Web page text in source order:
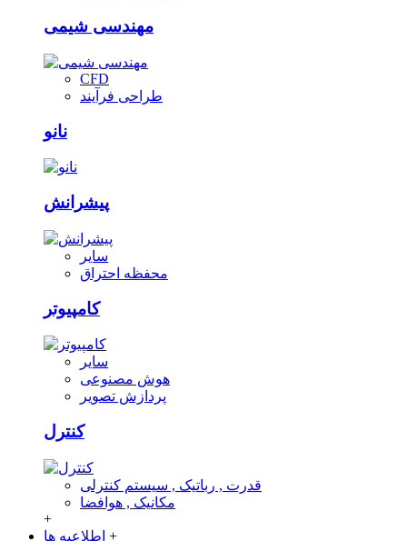
مهندسی شیمی
CFD
طراحی فرآیند
نانو
پیشرانش
سایر
محفظه احتراق
کامپیوتر
سایر
هوش مصنوعی
پردازش تصویر
کنترل
قدرت , رباتیک , سیستم کنترلی
مکانیک , هوافضا
+
اطلاعیه ها +